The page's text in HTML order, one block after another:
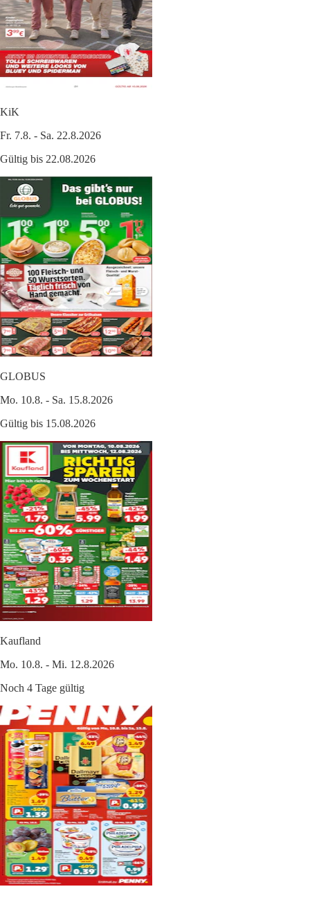
KiK
Fr. 7.8. - Sa. 22.8.2026
Gültig bis 22.08.2026
GLOBUS
Mo. 10.8. - Sa. 15.8.2026
Gültig bis 15.08.2026
Kaufland
Mo. 10.8. - Mi. 12.8.2026
Noch 4 Tage gültig